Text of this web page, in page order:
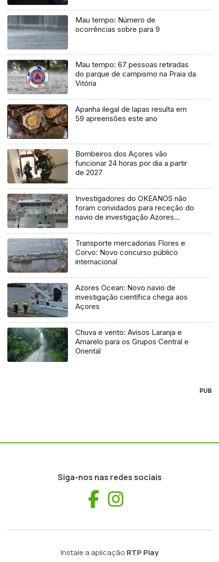
Mau tempo: Número de
ocorrências sobre para 9
Mau tempo: 67 pessoas retiradas
do parque de campismo na Praia da
Vitória
Apanha ilegal de lapas resulta em
59 apreensões este ano
Bombeiros dos Açores vão
funcionar 24 horas por dia a partir
de 2027
Investigadores do OKEANOS não
foram convidados para receção do
navio de investigação Azores
Transporte mercadorias Flores e
Corvo: Novo concurso público
internacional
Azores Ocean: Novo navio de
investigação científica chega aos
Açores
Chuva e vento: Avisos Laranja e
Amarelo para os Grupos Central e
Oriental
PUB
Siga-nos nas redes sociais
Facebook
Instale a aplicação RTP Play